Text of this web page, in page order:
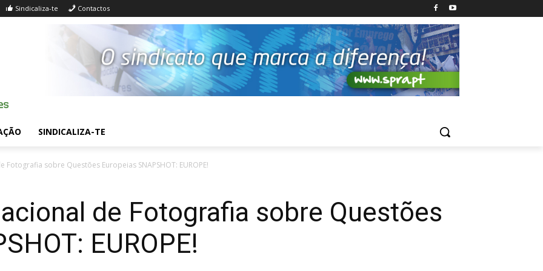
Sindicaliza-te Contactos
SINDICALIZA-TE
sobre Questões Europeias SNAPSHOT: EUROPE!
de Fotografia sobre Questões
EUROPE!